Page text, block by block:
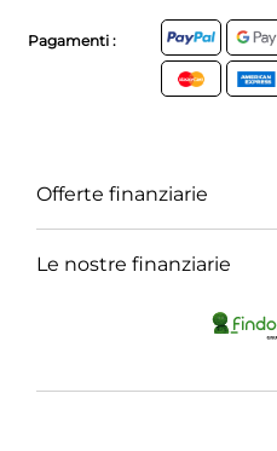
Pagamenti :
Offerte finanziarie
Le nostre finanziarie